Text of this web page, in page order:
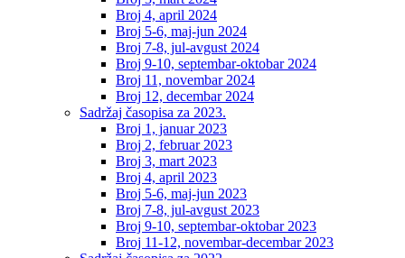
Broj 4, april 2024
Broj 5-6, maj-jun 2024
Broj 7-8, jul-avgust 2024
Broj 9-10, septembar-oktobar 2024
Broj 11, novembar 2024
Broj 12, decembar 2024
Sadržaj časopisa za 2023.
Broj 1, januar 2023
Broj 2, februar 2023
Broj 3, mart 2023
Broj 4, april 2023
Broj 5-6, maj-jun 2023
Broj 7-8, jul-avgust 2023
Broj 9-10, septembar-oktobar 2023
Broj 11-12, novembar-decembar 2023